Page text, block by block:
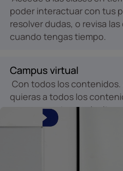
poder interactuar con tus
resolver dudas, o revisa
cuando tengas tiempo.
Campus virtual
Con todos los
quieras a todos los
para marcar tu propio